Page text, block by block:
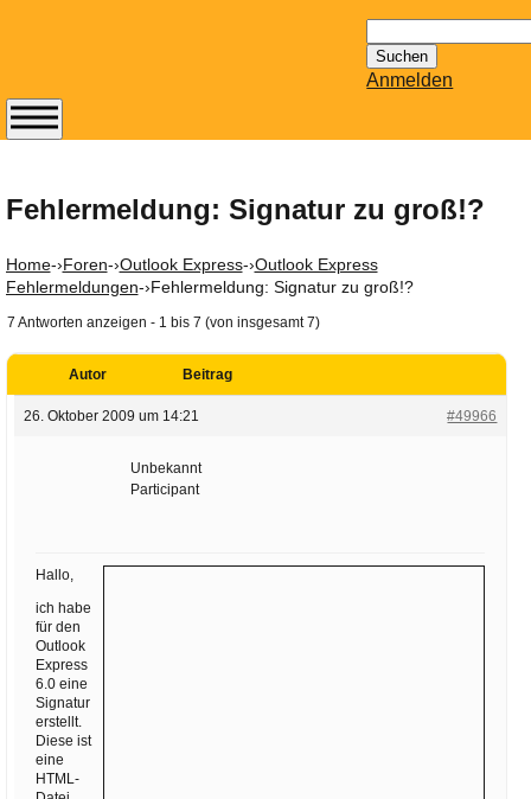
nach:
Anmelden
Fehlermeldung: Signatur zu groß!?
Home-›Foren-›Outlook Express-›Outlook Express
Fehlermeldungen-›Fehlermeldung: Signatur zu groß!?
7 Antworten anzeigen - 1 bis 7 (von insgesamt 7)
Autor Beitrag
26. Oktober 2009 um 14:21 #49966
Unbekannt
Participant
Hallo,
ich habe
für den
Outlook
Express
6.0 eine
Signatur
erstellt.
Diese ist
eine
HTML-
Abonnieren Sie den
erscheinenden
Mailhilfe.de
kostenlos.
Der ständig aktuelle
Email für Sie
bereithält!
Wie z.B. Outlook,
oder auch
KuNoMail, usw.
Adresse:
E-Mail
E-Mail bestätigen